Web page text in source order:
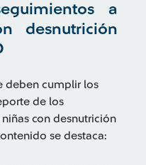
a
desnutrición
deben cumplir los
de los
con desnutrición
se destaca: